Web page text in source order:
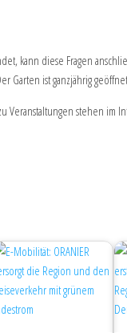
kann diese Fragen
Garten ist ganzjährig
Veranstaltungen stehen im